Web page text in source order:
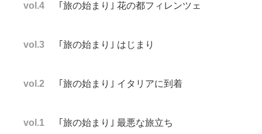
vol.4 ｢旅の始まり｣ 花の都フィレンツェ
vol.3 ｢旅の始まり｣ はじまり
vol.2 ｢旅の始まり｣ イタリアに到着
vol.1 ｢旅の始まり｣ 最悪な旅立ち